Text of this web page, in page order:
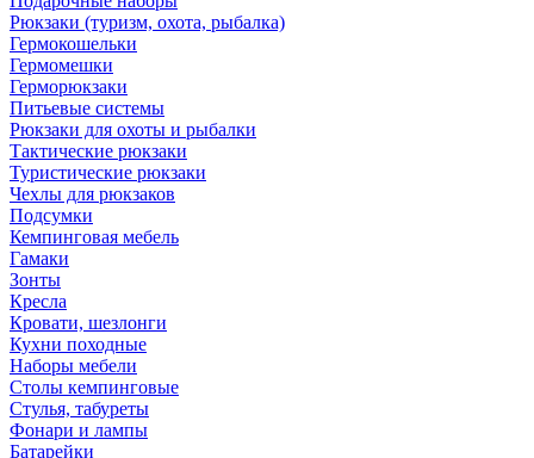
Рюкзаки (туризм, охота, рыбалка)
Гермокошельки
Гермомешки
Герморюкзаки
Питьевые системы
Рюкзаки для охоты и рыбалки
Тактические рюкзаки
Туристические рюкзаки
Чехлы для рюкзаков
Подсумки
Кемпинговая мебель
Гамаки
Зонты
Кресла
Кровати, шезлонги
Кухни походные
Наборы мебели
Столы кемпинговые
Стулья, табуреты
Фонари и лампы
Батарейки